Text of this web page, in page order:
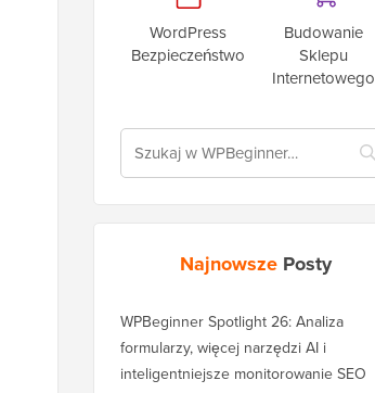
WordPress
Bezpieczeństwo
Budowanie
Sklepu
Internetowego
Najnowsze Posty
WPBeginner Spotlight 26: Analiza
formularzy, więcej narzędzi AI i
inteligentniejsze monitorowanie SEO